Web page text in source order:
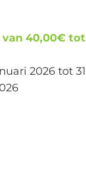
van 40,00€ tot
2026 tot 31